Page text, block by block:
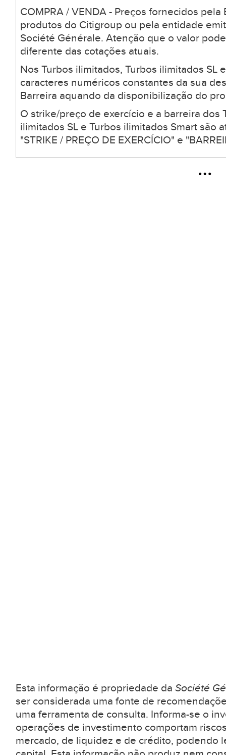
COMPRA / VENDA - Preços fornecidos
produtos do Citigroup ou pela entidade
Société Générale. Atenção que o valor
diferente das cotações atuais.
Nos Turbos ilimitados, Turbos ilimitados SL
caracteres numéricos constantes da sua
Barreira aquando da disponibilização do
O strike/preço de exercício e a barreira dos
ilimitados SL e Turbos ilimitados Smart são
"STRIKE / PREÇO DE EXERCÍCIO" e
Esta informação é propriedade da Société
ser considerada uma fonte de
uma ferramenta de consulta. Informa-se o
operações de investimento comportam
mercado, de liquidez e de crédito, podendo